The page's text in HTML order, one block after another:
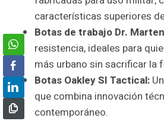
características superiores
Botas de trabajo Dr.
resistencia, ideales para
más urbano sin sacrificar la
Botas Oakley SI Tactical:
que combina innovación
contemporáneo.